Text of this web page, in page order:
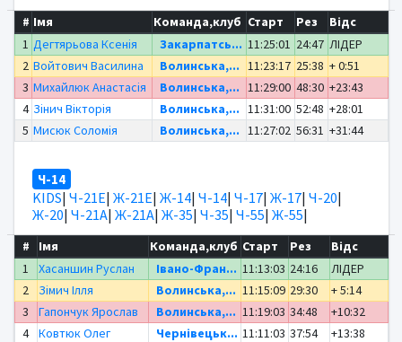
# Імя Команда,клуб Старт Рез
Відс
1 Дегтярьова Ксенія Закарпатсь... 11:25:01 24:47 ЛІДЕР
2 Войтович Василина Волинська,... 11:23:17 25:38 + 0:51
3 Михайлюк Анастасія Волинська,... 11:29:00 48:30 +23:43
4 Зінич Вікторія Волинська,... 11:31:00 52:48 +28:01
5 Мисюк Соломія Волинська,... 11:27:02 56:31 +31:44
Ч-14
KIDS| Ч-21Е| Ж-21Е| Ж-14| Ч-14| Ч-17| Ж-17| Ч-20|
Ж-20| Ч-21А| Ж-21А| Ж-35| Ч-35| Ч-55| Ж-55|
# Імя Команда,клуб Старт Рез
Відс
1
Хасаншин Руслан Івано-Фран... 11:13:03 24:16
ЛІДЕР
2
Зімич Ілля Волинська,... 11:15:09 29:30
+ 5:14
3
Гапончук Ярослав Волинська,... 11:19:03 34:48
+10:32
4
Ковтюк Олег Чернівецьк... 11:11:03 37:54
+13:38